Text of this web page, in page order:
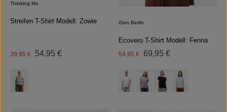
Thinking Mu
Streifen T-Shirt Modell: Zowie
Verkaufspreis:
39,95 € Regulärer Preis:
54,95 €
Farbe
Givn Berlin
Ecovero T-Shirt Modell: Fenna
Verkaufspreis:
54,95 € Regulärer Preis:
69,95 €
Farbeauswählen
(Diese Option ist zurzeit nicht
(Diese Option ist